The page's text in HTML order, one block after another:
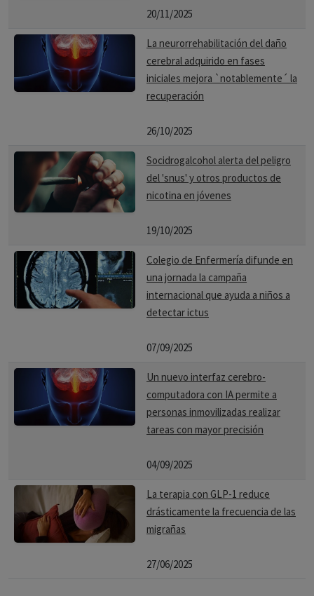
20/11/2025
La neurorrehabilitación del daño
cerebral adquirido en fases
iniciales mejora `notablemente´ la
recuperación
26/10/2025
Socidrogalcohol alerta del peligro
del 'snus' y otros productos de
nicotina en jóvenes
19/10/2025
Colegio de Enfermería difunde en
una jornada la campaña
internacional que ayuda a niños a
detectar ictus
07/09/2025
Un nuevo interfaz cerebro-
computadora con IA permite a
personas inmovilizadas realizar
tareas con mayor precisión
04/09/2025
La terapia con GLP-1 reduce
drásticamente la frecuencia de las
migrañas
27/06/2025